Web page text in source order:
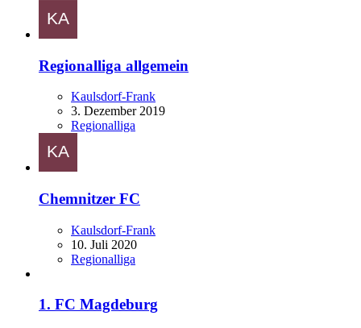
Regionalliga allgemein
Kaulsdorf-Frank
3. Dezember 2019
Regionalliga
Chemnitzer FC
Kaulsdorf-Frank
10. Juli 2020
Regionalliga
1. FC Magdeburg